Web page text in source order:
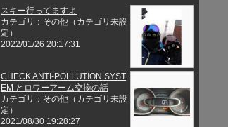
スキー行ってますよ
カテゴリ：その他（カテゴリ未設
定）
2022/01/26 20:17:31
CHECK ANTI-POLLUTION SYST
EM とロワーアーム交換の話
カテゴリ：その他（カテゴリ未設
定）
2021/08/30 19:28:27